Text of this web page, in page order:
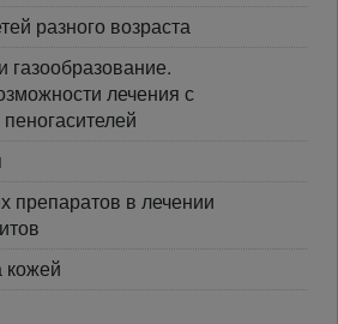
разного возраста
газообразование.
лечения с
препаратов в лечении
кожей